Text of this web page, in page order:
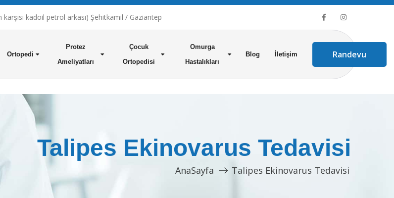
kadoil petrol arkası) Şehitkamil / Gaziantep
Ortopedi
Protez
Ameliyatları
Çocuk
Ortopedisi
Omurga
Hastalıkları
Blog İletişim Randevu
Talipes Ekinovarus Tedavisi
AnaSayfa Talipes Ekinovarus Tedavisi